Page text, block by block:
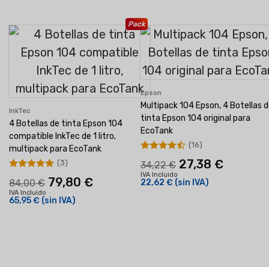
Pack
InkTec
4 Botellas de tinta Epson 104
compatible InkTec de 1 litro,
multipack para EcoTank
84,00 € 79,80 €
IVA Incluido
65,95 € (sin IVA)
(3)
Epson
Multipack 104 Epson, 4 Botellas
tinta Epson 104 original para
EcoTank
34,22 € 27,38 €
IVA Incluido
22,62 € (sin IVA)
(16)